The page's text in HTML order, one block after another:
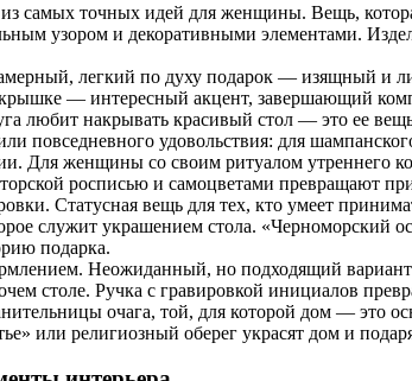
самых точных идей для женщины. Вещь,
узором и декоративными элементами.
легкий по духу подарок — изящный и
— интересный акцент, завершающий
любит накрывать красивый стол — это ее
повседневного удовольствия: для
Для женщины со своим ритуалом утреннего
росписью и самоцветами превращают
Статусная вещь для тех, кто умеет
служит украшением стола.
подарка.
Неожиданный, но подходящий
столе. Ручка с гравировкой инициалов
очага, той, для которой дом — это
или религиозный оберег украсят дом и